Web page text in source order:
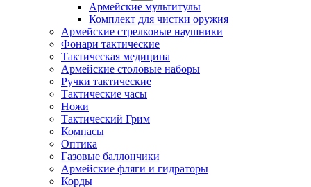
Армейские мультитулы
Комплект для чистки оружия
Армейские стрелковые наушники
Фонари тактические
Тактическая медицина
Армейские столовые наборы
Ручки тактические
Тактические часы
Ножи
Тактический Грим
Компасы
Оптика
Газовые баллончики
Армейские фляги и гидраторы
Корды